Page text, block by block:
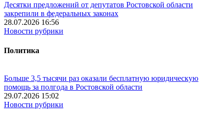
Десятки предложений от депутатов Ростовской области
закрепили в федеральных законах
28.07.2026 16:56
Новости рубрики
Политика
Больше 3,5 тысячи раз оказали бесплатную юридическую
помощь за полгода в Ростовской области
29.07.2026 15:02
Новости рубрики